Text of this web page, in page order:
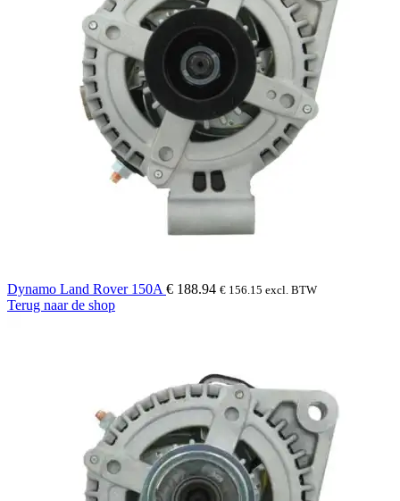
Dynamo Land Rover 150A € 188.94 € 156.15 excl. BTW
Terug naar de shop